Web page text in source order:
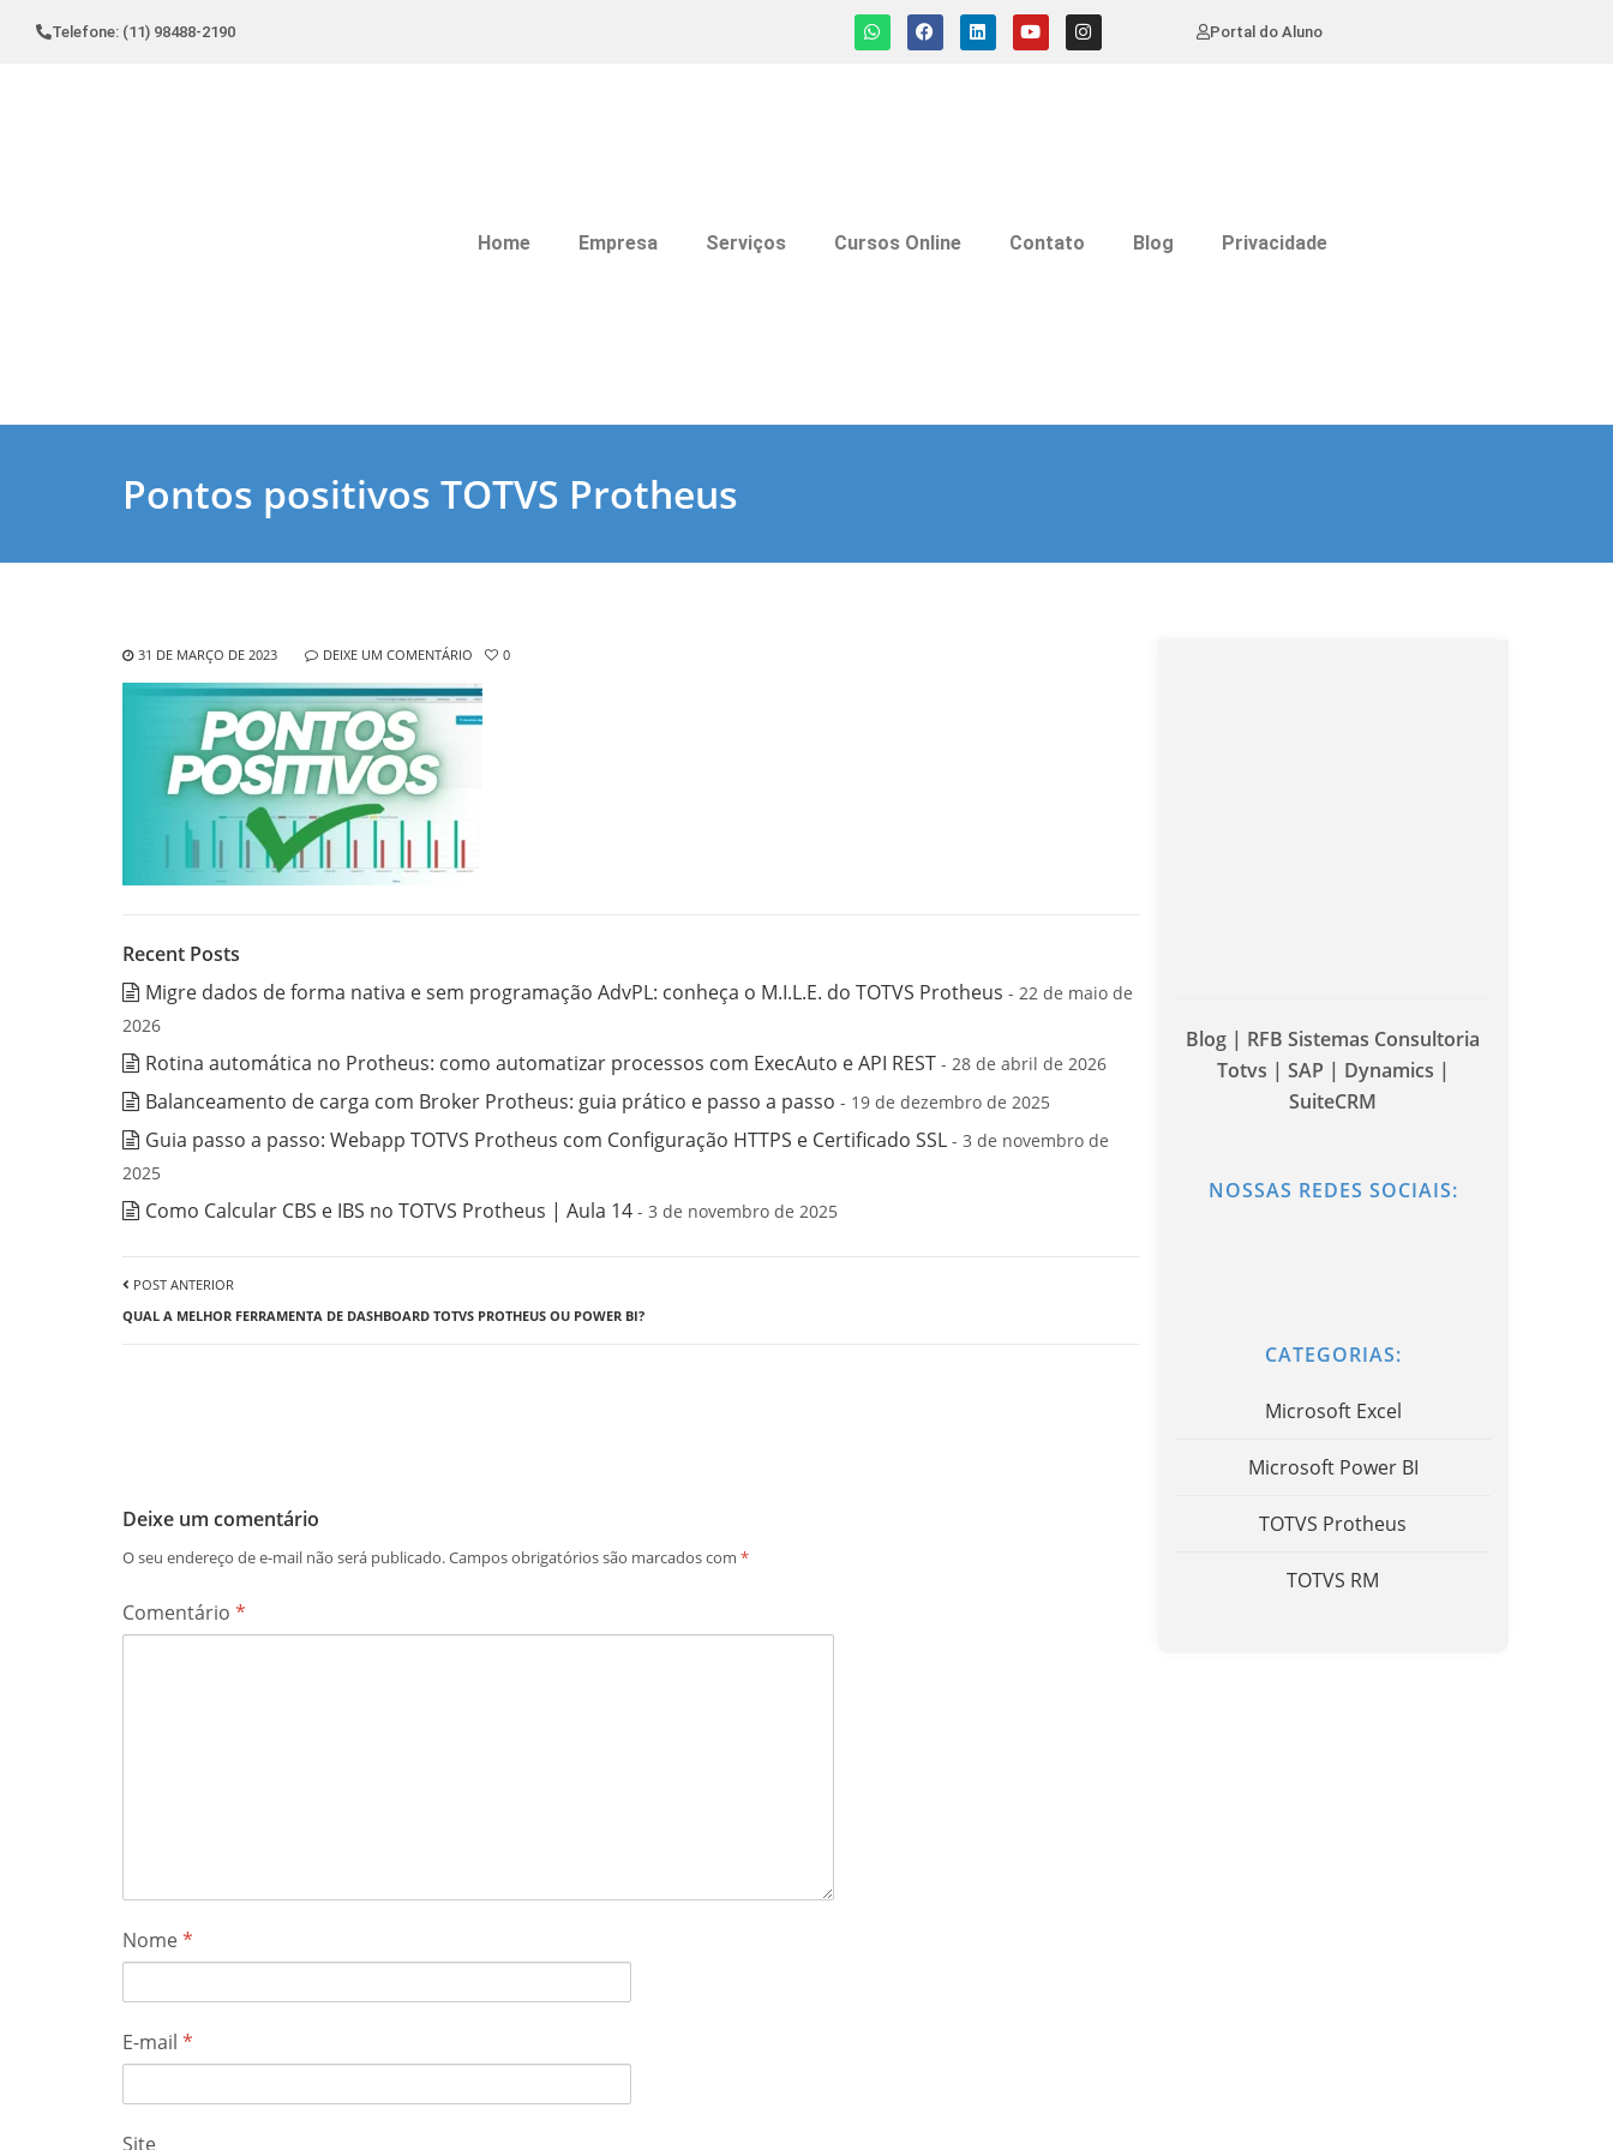
Telefone: (11) 98488-2190 Portal do Aluno
Home Empresa Serviços Cursos Online Contato Blog Privacidade
Pontos positivos TOTVS Protheus
31 DE MARÇO DE 2023 DEIXE UM COMENTÁRIO 0
Recent Posts
Migre dados de forma nativa e sem programação AdvPL: conheça o M.I.L.E. do TOTVS Protheus - 22 de maio de
2026
Rotina automática no Protheus: como automatizar processos com ExecAuto e API REST - 28 de abril de 2026
Balanceamento de carga com Broker Protheus: guia prático e passo a passo - 19 de dezembro de 2025
Guia passo a passo: Webapp TOTVS Protheus com Configuração HTTPS e Certificado SSL - 3 de novembro de
2025
Como Calcular CBS e IBS no TOTVS Protheus | Aula 14 - 3 de novembro de 2025
POST ANTERIOR
QUAL A MELHOR FERRAMENTA DE DASHBOARD TOTVS PROTHEUS OU POWER BI?
Deixe um comentário
O seu endereço de e-mail não será publicado.Campos obrigatórios são marcados com *
Comentário *
Nome*
E-mail *
Site
Blog | RFB Sistemas Consultoria
Totvs | SAP | Dynamics |
SuiteCRM
NOSSAS REDES SOCIAIS:
CATEGORIAS:
Microsoft Excel
Microsoft Power BI
TOTVS Protheus
TOTVS RM